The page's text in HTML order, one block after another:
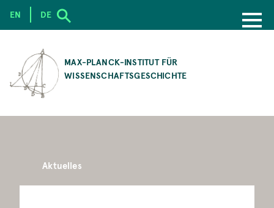
CONTENT
MAX-PLANCK-INSTITUT FÜR
WISSENSCHAFTSGESCHICHTE
EN DE
Aktuelles